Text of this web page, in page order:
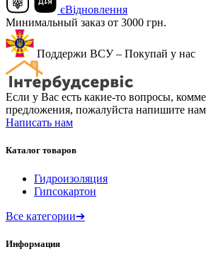
єВідновлення
Минимальный заказ от 3000 грн.
Поддержи ВСУ – Покупай у нас
Если у Вас есть какие-то вопросы,
предложения, пожалуйста напишите нам
Написать нам
Каталог товаров
Гидроизоляция
Гипсокартон
Все категории➔
Информация